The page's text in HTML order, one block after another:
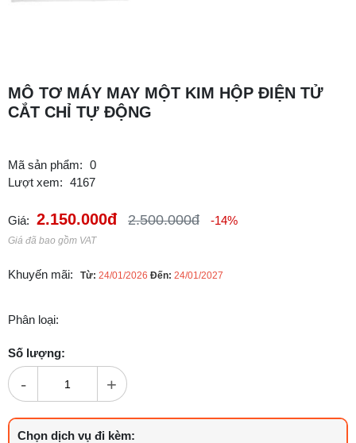
MÔ TƠ MÁY MAY MỘT KIM HỘP ĐIỆN TỬ
CẮT CHỈ TỰ ĐỘNG
Mã sản phẩm: 0
Lượt xem: 4167
Giá: 2.150.000đ 2.500.000đ -14%
Giá đã bao gồm VAT
Khuyến mãi: Từ: 24/01/2026 Đến: 24/01/2027
Phân loại:
Số lượng:
- +
Chọn dịch vụ đi kèm: